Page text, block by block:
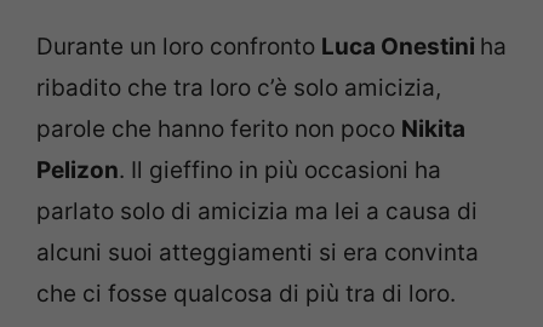
Durante un loro confronto Luca Onestini ha
ribadito che tra loro c’è solo amicizia,
parole che hanno ferito non poco Nikita
Pelizon. Il gieffino in più occasioni ha
parlato solo di amicizia ma lei a causa di
alcuni suoi atteggiamenti si era convinta
che ci fosse qualcosa di più tra di loro.